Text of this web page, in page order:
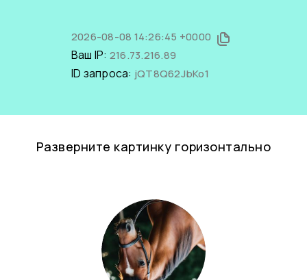
2026-08-08 14:26:45 +0000
Ваш IP: 216.73.216.89
ID запроса: jQT8Q62JbKo1
Разверните картинку горизонтально